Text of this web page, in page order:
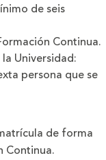
de seis
Continua.
Universidad:
persona que se
de forma
Continua.